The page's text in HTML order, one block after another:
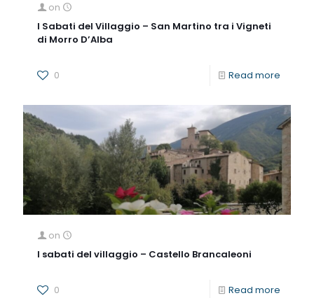
on
I Sabati del Villaggio – San Martino tra i Vigneti
di Morro D’Alba
0 Read more
on
I sabati del villaggio – Castello Brancaleoni
0 Read more